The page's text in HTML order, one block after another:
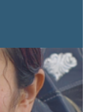
и
Отчет
этапа
программы